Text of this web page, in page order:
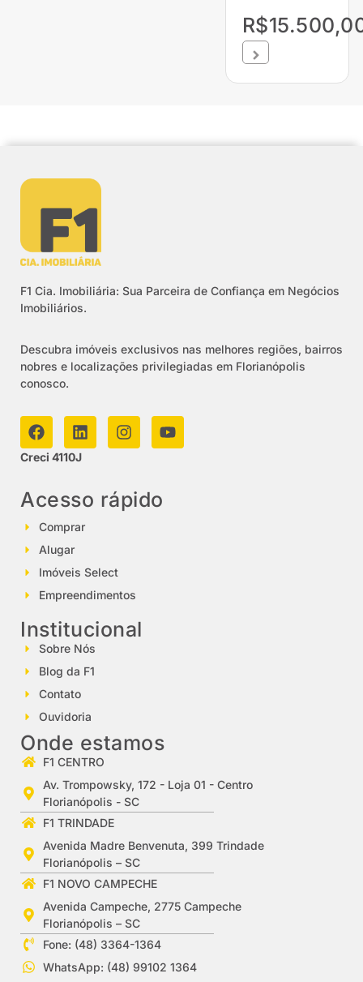
F1 Cia. Imobiliária: Sua Parceira de Confiança em Negócios
Imobiliários.
Descubra imóveis exclusivos nas melhores regiões, bairros
nobres e localizações privilegiadas em Florianópolis
conosco.
Creci 4110J
Acesso rápido
Comprar
Alugar
Imóveis Select
Empreendimentos
Institucional
Sobre Nós
Blog da F1
Contato
Ouvidoria
Onde estamos
F1 CENTRO
Av. Trompowsky, 172 - Loja 01 - Centro
Florianópolis - SC
F1 TRINDADE
Avenida Madre Benvenuta, 399 Trindade
Florianópolis – SC
F1 NOVO CAMPECHE
Avenida Campeche, 2775 Campeche
Florianópolis – SC
Fone: (48) 3364-1364
WhatsApp: (48) 99102 1364